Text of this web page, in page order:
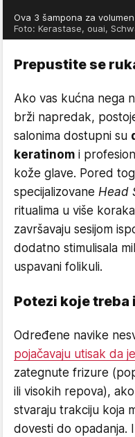
Ova 3 šampona za
Foto: Kerastase, ouai,
Prepustite se
Ako vas kućna nega
brži napredak,
salonima dostupni su
keratinom i
kože glave. Pored
specijalizovane Head
ritualima u više
završavaju sesijom
dodatno stimulisala
uspavani folikuli.
Potezi koje treba
Određene navike
pojačavaju utisak da
zategnute frizure
ili visokih repova),
stvaraju trakciju koja
dovesti do opadanja.